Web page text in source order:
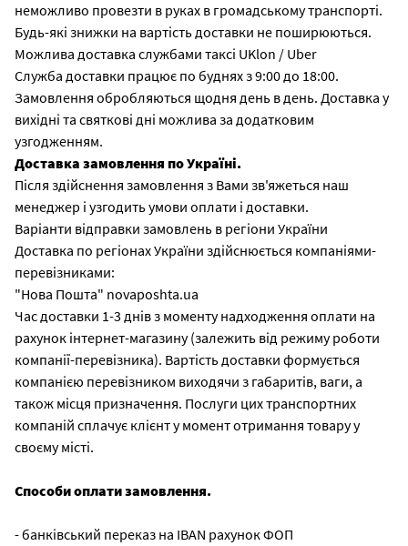
неможливо провезти в руках в громадському транспорті.
Будь-які знижки на вартість доставки не поширюються.
Можлива доставка службами таксі UKlon / Uber
Служба доставки працює по буднях з 9:00 до 18:00.
Замовлення обробляються щодня день в день. Доставка у
вихідні та святкові дні можлива за додатковим
узгодженням.
Доставка замовлення по Україні.
Після здійснення замовлення з Вами зв'яжеться наш
менеджер і узгодить умови оплати і доставки.
Варіанти відправки замовлень в регіони України
Доставка по регіонах України здійснюється компаніями-
перевізниками:
"Нова Пошта" novaposhta.ua
Час доставки 1-3 днів з моменту надходження оплати на
рахунок інтернет-магазину (залежить від режиму роботи
компанії-перевізника). Вартість доставки формується
компанією перевізником виходячи з габаритів, ваги, а
також місця призначення. Послуги цих транспортних
компаній сплачує клієнт у момент отримання товару у
своєму місті.
Способи оплати замовлення.
- банківський переказ на IBAN рахунок ФОП